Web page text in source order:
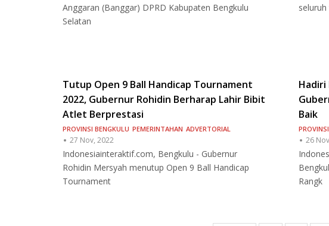
Anggaran (Banggar) DPRD Kabupaten Bengkulu
Selatan
Tutup Open 9 Ball Handicap Tournament
2022, Gubernur Rohidin Berharap Lahir Bibit
Atlet Berprestasi
PROVINSI BENGKULU PEMERINTAHAN ADVERTORIAL
27 Nov, 2022
Indonesiainteraktif.com, Bengkulu - Gubernur
Rohidin Mersyah menutup Open 9 Ball Handicap
Tournament
Hadiri
Baik
26
Rangk